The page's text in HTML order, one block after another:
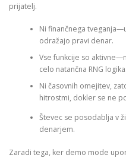
prijatelj.
Ni finančnega
odražajo pravi denar.
Vse funkcije so
celo natančna RNG logika.
Ni časovnih omejitev,
hitrostmi, dokler se ne
Števec se posodablja v
denarjem.
Zaradi tega, ker demo mode